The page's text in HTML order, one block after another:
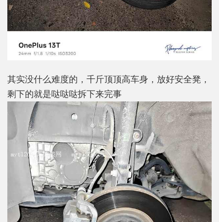
其实没什么难度的，千斤顶顶高车身，放好安全凳，
剩下的就是哒哒哒拆下来完事